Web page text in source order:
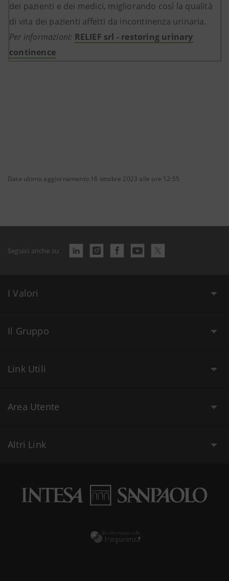
dei pazienti e dei medici, migliorando così la qualità
di vita dei pazienti affetti da incontinenza urinaria.
Per informazioni: RELIEF srl - restoring urinary
continence
Data ultimo aggiornamento 16 ottobre 2023 alle ore 12:55
Seguici anche su
I Valori
Il Gruppo
Link Utili
Area Utente
Altri Link